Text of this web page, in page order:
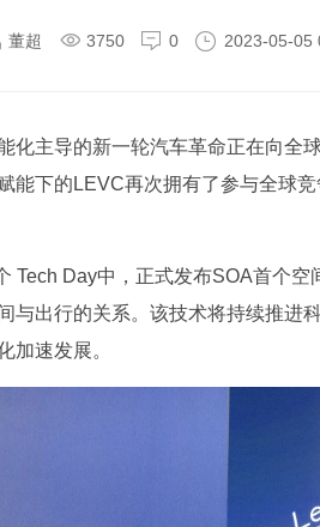
董超 3750 0 2023-05-05
化主导的新一轮汽车革命正在向全
能下的LEVC再次拥有了参与全球
Tech Day中，正式发布SOA首个
与出行的关系。该技术将持续推进
加速发展。